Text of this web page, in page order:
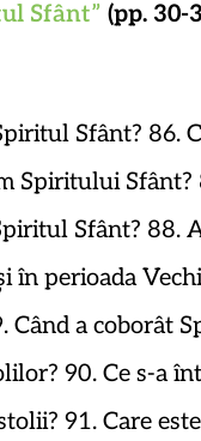
Sfânt” (pp. 30-
Sfânt? 86.
Spiritului Sfânt?
Sfânt? 88.
în perioada
Când a coborât
90. Ce s-a
91. Care